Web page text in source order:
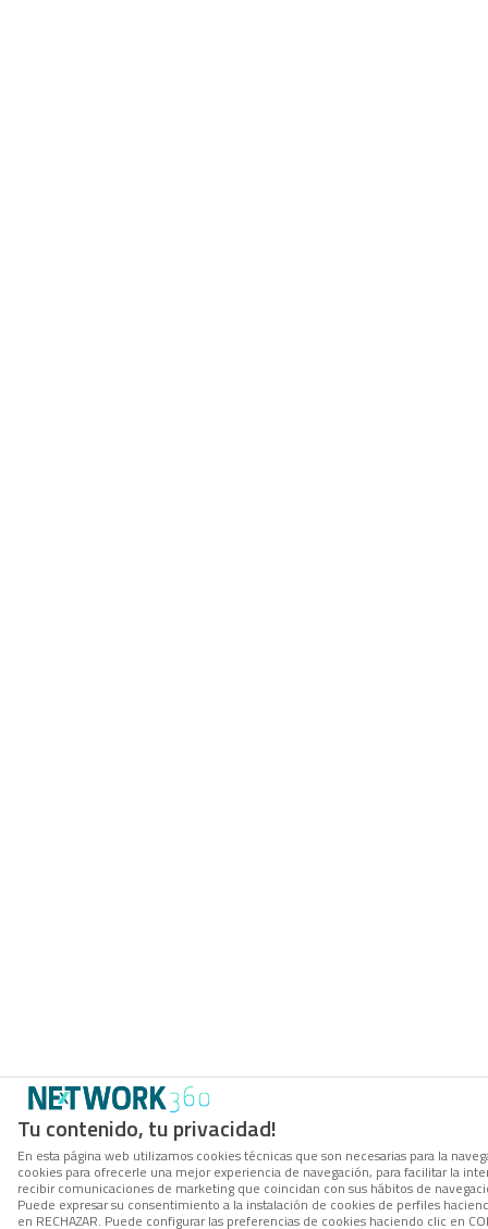
Tu contenido, tu privacidad!
En esta página web utilizamos cookies técnicas que son necesarias para la
cookies para ofrecerle una mejor experiencia de navegación, para facilitar la
recibir comunicaciones de marketing que coincidan con sus hábitos de
Puede expresar su consentimiento a la instalación de cookies de perfiles
en RECHAZAR. Puede configurar las preferencias de cookies haciendo clic en